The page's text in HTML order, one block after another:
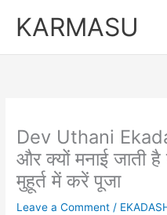
KARMASU
Dev Uthani
और क्यों मनाई जाती
मुहूर्त में करें पूजा
Leave a Comment /